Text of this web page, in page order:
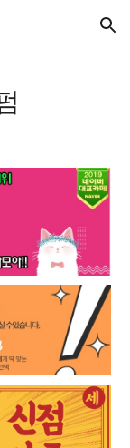
Skip to navigation